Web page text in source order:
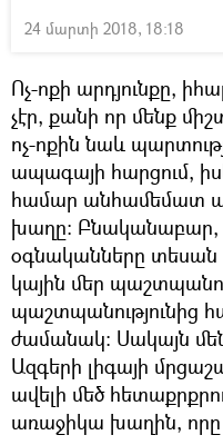
24 մարտի 2018, 18:18
Ոչ-ոքի արդյունքը,
չէր, քանի որ մենք
ոչ-ոքին նաև
ապագայի հարցում,
համար անհամեմատ
խաղը: Բնականաբար,
օգնականները տեսան
կային մեր
պաշտպանությունից
ժամանակ: Սակայն
Ազգերի լիգայի
ավելի մեծ
առաջիկա խաղին, որը